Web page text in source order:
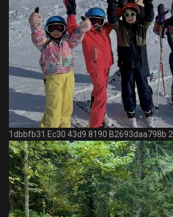
1dbbfb31 Ec30 43d9 8190 B2693daa798b 2